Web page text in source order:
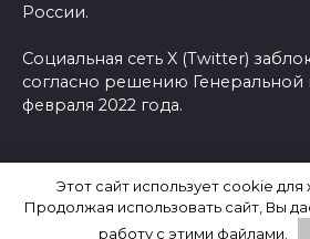
России.
Социальная сеть X (Twitter)
согласно решению Генеральной
февраля 2022 года.
Последние новости России
Этот сайт использует cookie для
Продолжая использовать сайт, Вы
работу с этими файлами.